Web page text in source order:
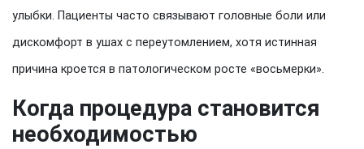
улыбки. Пациенты часто связывают головные боли или
дискомфорт в ушах с переутомлением, хотя истинная
причина кроется в патологическом росте «восьмерки».
Когда процедура становится
необходимостью